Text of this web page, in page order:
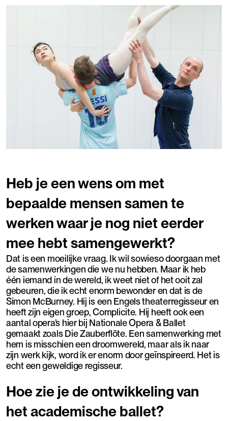
Heb je een wens om met
bepaalde mensen samen te
werken waar je nog niet eerder
mee hebt samengewerkt?
Dat is een moeilijke vraag. Ik wil sowieso doorgaan met
de samenwerkingen die we nu hebben. Maar ik heb
één iemand in de wereld, ik weet niet of het ooit zal
gebeuren, die ik echt enorm bewonder en dat is de
Simon McBurney. Hij is een Engels theaterregisseur en
heeft zijn eigen groep, Complicite. Hij heeft ook een
aantal opera’s hier bij Nationale Opera & Ballet
gemaakt zoals Die Zauberflöte. Een samenwerking met
hem is misschien een droomwereld, maar als ik naar
zijn werk kijk, word ik er enorm door geïnspireerd. Het is
echt een geweldige regisseur.
Hoe zie je de ontwikkeling van
het academische ballet?